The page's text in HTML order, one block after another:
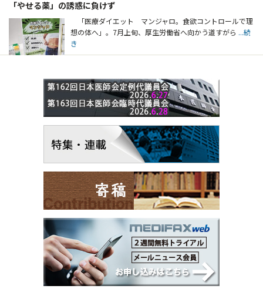
「やせる薬」の誘惑に負けず
「医療ダイエット マンジャロ。食欲コントロールで理
想の体へ」。7月上旬、厚生労働省へ向かう道すがら ...続
き